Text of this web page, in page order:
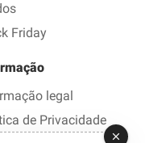
Friday
legal
de Privacidade